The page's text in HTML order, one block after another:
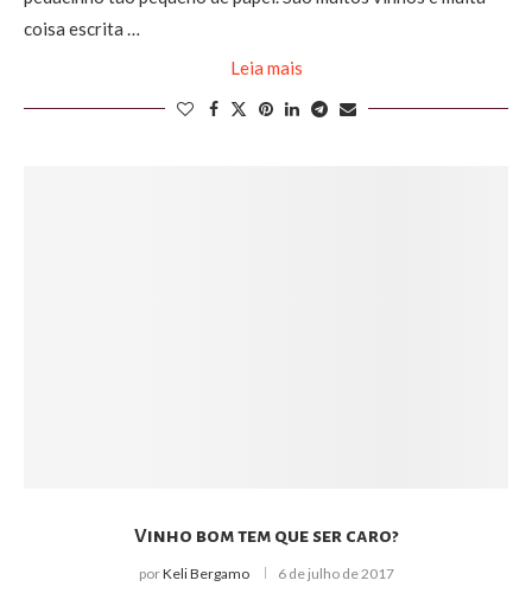
coisa escrita …
Leia mais
Vinho bom tem que ser caro?
porKeli Bergamo 6 de julho de 2017